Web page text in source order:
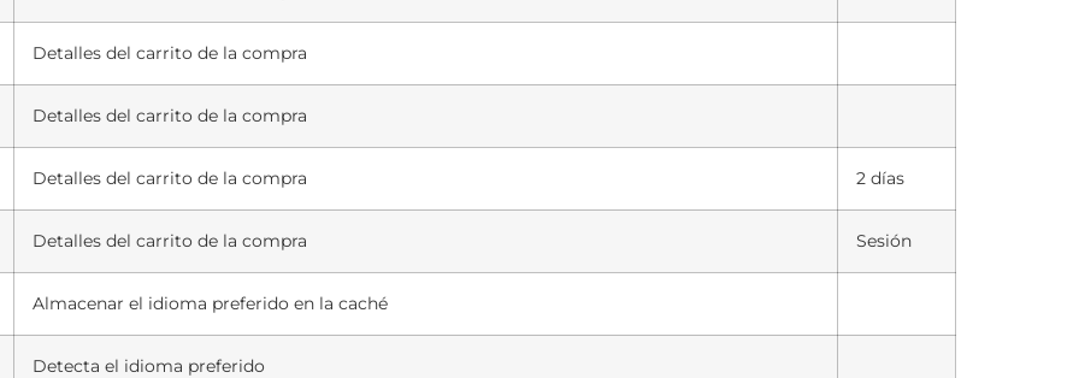
Detalles del carrito de la compra
Detalles del carrito de la compra
Detalles del carrito de la compra 2 días
Detalles del carrito de la compra Sesión
Almacenar el idioma preferido en la caché
Detecta el idioma preferido